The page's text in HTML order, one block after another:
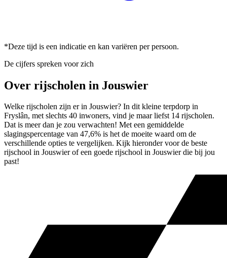
*Deze tijd is een indicatie en kan variëren per persoon.
De cijfers spreken voor zich
Over rijscholen in Jouswier
Welke rijscholen zijn er in Jouswier? In dit kleine terpdorp in
Fryslân, met slechts 40 inwoners, vind je maar liefst 14 rijscholen.
Dat is meer dan je zou verwachten! Met een gemiddelde
slagingspercentage van 47,6% is het de moeite waard om de
verschillende opties te vergelijken. Kijk hieronder voor de beste
rijschool in Jouswier of een goede rijschool in Jouswier die bij jou
past!